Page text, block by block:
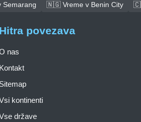
🇳🇬 Vreme v Benin City
Hitra povezava
nas
Kontakt
Sitemap
kontinenti
države